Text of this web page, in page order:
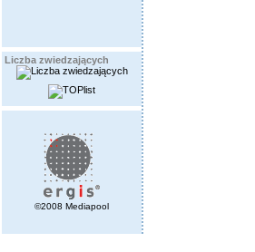
Liczba zwiedzających
©2008 Mediapool